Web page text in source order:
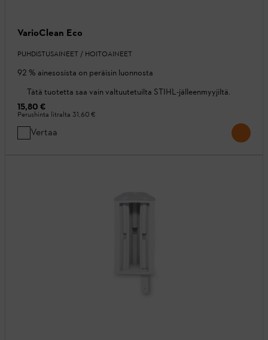
VarioClean Eco
PUHDISTUSAINEET / HOITOAINEET
92 % ainesosista on peräisin luonnosta
Tätä tuotetta saa vain valtuutetuilta STIHL-jälleenmyyjiltä.
15,80 €
Perushinta litralta 31,60 €
Vertaa